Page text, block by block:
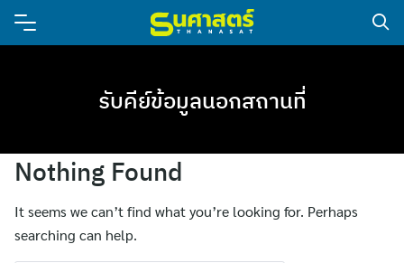
รับคีย์ข้อมูลนอกสถานที่
Nothing Found
It seems we can’t find what you’re looking for. Perhaps
searching can help.